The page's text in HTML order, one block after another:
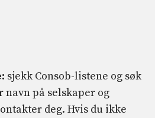
sjekk Consob-listene og søk
navn på selskaper og
deg. Hvis du ikke